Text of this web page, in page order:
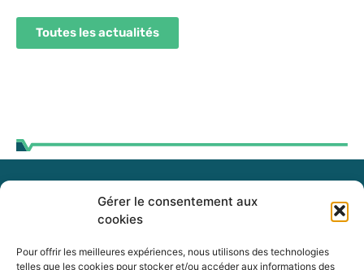
Gérer le consentement aux
cookies
Pour offrir les meilleures expériences, nous utilisons des technologies
telles que les cookies pour stocker et/ou accéder aux informations des
Toutes les actualités
255, boul. Laurier, bureau 100
McMasterville (Québec)
J3G 0B7